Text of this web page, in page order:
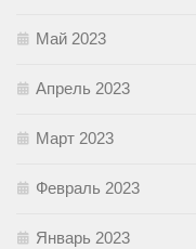
Май 2023
Апрель 2023
Март 2023
Февраль 2023
Январь 2023